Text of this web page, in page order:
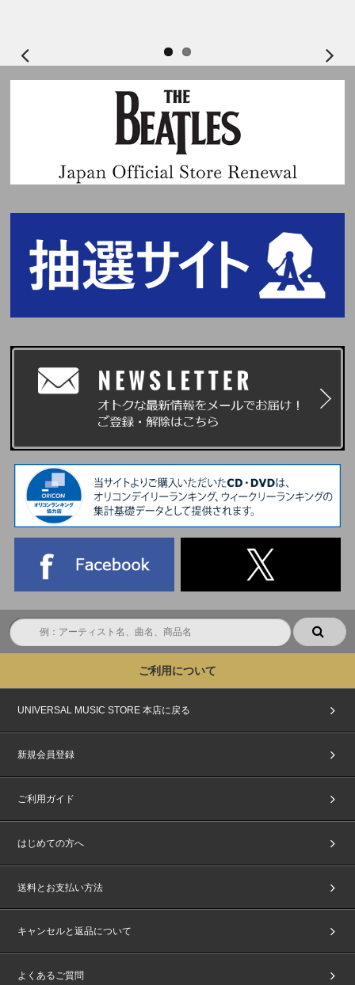
ご利用について
UNIVERSAL MUSIC STORE 本店に戻る
新規会員登録
ご利用ガイド
はじめての方へ
送料とお支払い方法
キャンセルと返品について
よくあるご質問